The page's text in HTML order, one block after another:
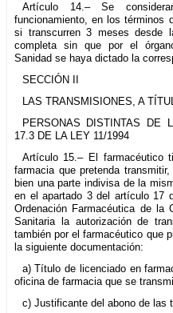
Artículo 14.– Se
funcionamiento, en los términos
si transcurren 3 meses desde
completa sin que por el
Sanidad se haya dictado la
SECCIÓN II
LAS TRANSMISIONES, A
PERSONAS DISTINTAS DE
17.3 DE LA LEY 11/1994
Artículo 15.– El farmacéutico
farmacia que pretenda
bien una parte indivisa de la
en el apartado 3 del artículo 17
Ordenación Farmacéutica de la
Sanitaria la autorización de
también por el farmacéutico que
la siguiente documentación:
a) Título de licenciado en
oficina de farmacia que se
c) Justificante del abono de las